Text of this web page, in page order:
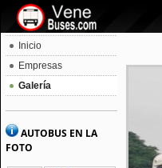
Inicio
Empresas
Galería
AUTOBUS EN LA
FOTO